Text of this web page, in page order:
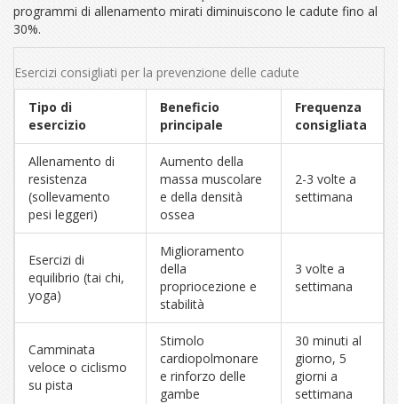
programmi di allenamento mirati diminuiscono le cadute fino al
30%.
Esercizi consigliati per la prevenzione delle cadute
Tipo di
esercizio
Beneficio
principale
Frequenza
consigliata
Allenamento di
resistenza
(sollevamento
pesi leggeri)
Aumento della
massa muscolare
e della densità
ossea
2-3 volte a
settimana
Esercizi di
equilibrio (tai chi,
yoga)
Miglioramento
della
propriocezione e
stabilità
3 volte a
settimana
Camminata
veloce o ciclismo
su pista
Stimolo
cardiopolmonare
e rinforzo delle
gambe
30 minuti al
giorno, 5
giorni a
settimana